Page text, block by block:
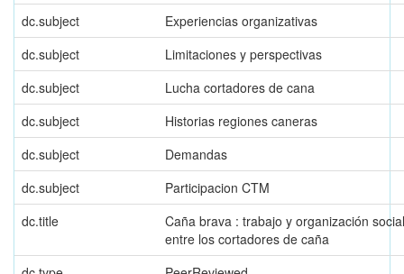
dc.subject
Experiencias organizativas
dc.subject
Limitaciones y perspectivas
dc.subject
Lucha cortadores de cana
dc.subject
Historias regiones caneras
dc.subject
Demandas
dc.subject
Participacion CTM
dc.title
Caña brava : trabajo y organización social
entre los cortadores de caña